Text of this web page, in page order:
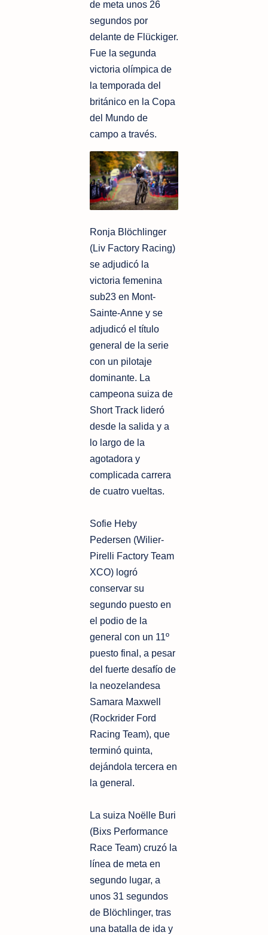
de meta unos 26
segundos por
delante de Flückiger.
Fue la segunda
victoria olímpica de
la temporada del
británico en la Copa
del Mundo de
campo a través.
Ronja Blöchlinger
(Liv Factory Racing)
se adjudicó la
victoria femenina
sub23 en Mont-
Sainte-Anne y se
adjudicó el título
general de la serie
con un pilotaje
dominante. La
campeona suiza de
Short Track lideró
desde la salida y a
lo largo de la
agotadora y
complicada carrera
de cuatro vueltas.
Sofie Heby
Pedersen (Wilier-
Pirelli Factory Team
XCO) logró
conservar su
segundo puesto en
el podio de la
general con un 11º
puesto final, a pesar
del fuerte desafío de
la neozelandesa
Samara Maxwell
(Rockrider Ford
Racing Team), que
terminó quinta,
dejándola tercera en
la general.
La suiza Noëlle Buri
(Bixs Performance
Race Team) cruzó la
línea de meta en
segundo lugar, a
unos 31 segundos
de Blöchlinger, tras
una batalla de ida y